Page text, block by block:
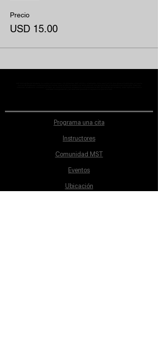
Precio
USD 15.00
Programa una cita
Instructores
Comunidad MST
Eventos
Ubicación